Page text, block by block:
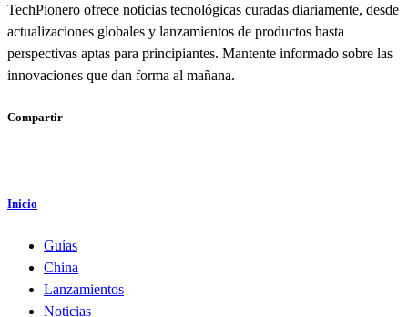
TechPionero ofrece noticias tecnológicas curadas diariamente, desde
actualizaciones globales y lanzamientos de productos hasta
perspectivas aptas para principiantes. Mantente informado sobre las
innovaciones que dan forma al mañana.
Compartir
Inicio
Guías
China
Lanzamientos
Noticias